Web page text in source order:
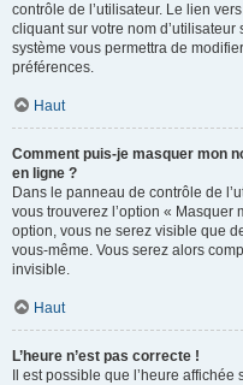
contrôle de l’utilisateur. Le lien
cliquant sur votre nom
système vous permettra de
préférences.
Haut
Comment puis-je masquer mon
en ligne ?
Dans le panneau de contrôle de
vous trouverez l’option « Masquer
option, vous ne serez visible que
vous-même. Vous serez alors
invisible.
Haut
L’heure n’est pas correcte !
Il est possible que l’heure